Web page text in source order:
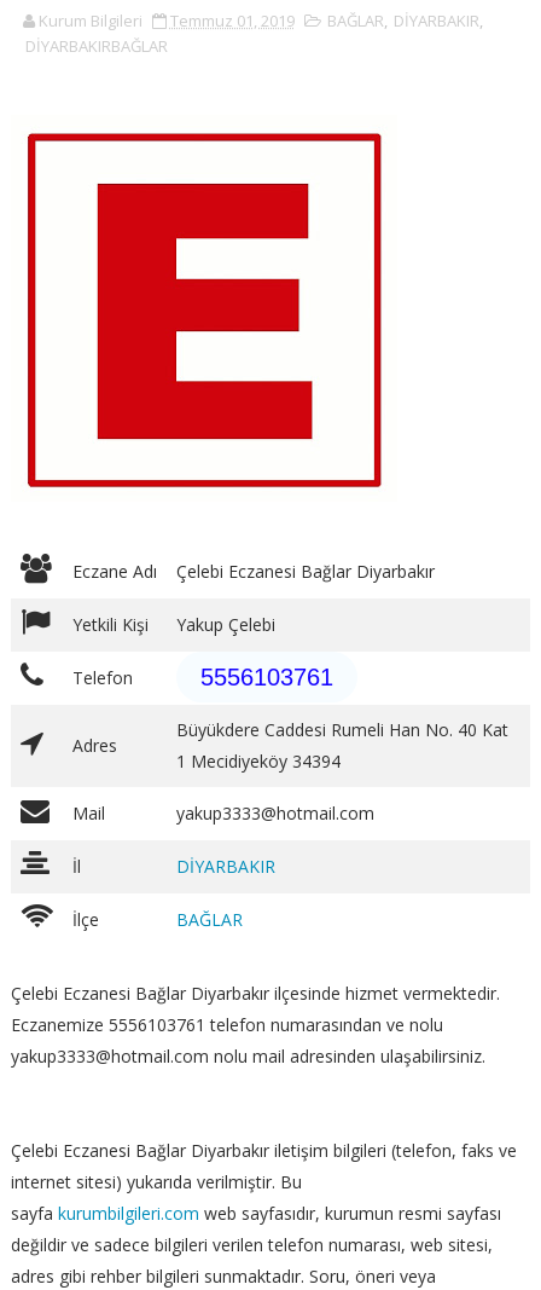
Kurum Bilgileri Temmuz 01, 2019 BAĞLAR, DİYARBAKIR,
DİYARBAKIRBAĞLAR
Eczane Adı Çelebi Eczanesi Bağlar Diyarbakır
Yetkili Kişi Yakup Çelebi
Telefon 5556103761
Adres
Büyükdere Caddesi Rumeli Han No. 40 Kat
1 Mecidiyeköy 34394
Mail yakup3333@hotmail.com
İl DİYARBAKIR
İlçe BAĞLAR
Çelebi Eczanesi Bağlar Diyarbakır ilçesinde hizmet vermektedir.
Eczanemize 5556103761 telefon numarasından ve nolu
yakup3333@hotmail.com nolu mail adresinden ulaşabilirsiniz.
Çelebi Eczanesi Bağlar Diyarbakır iletişim bilgileri (telefon, faks ve
internet sitesi) yukarıda verilmiştir. Bu
sayfa kurumbilgileri.com web sayfasıdır, kurumun resmi sayfası
değildir ve sadece bilgileri verilen telefon numarası, web sitesi,
adres gibi rehber bilgileri sunmaktadır. Soru, öneri veya